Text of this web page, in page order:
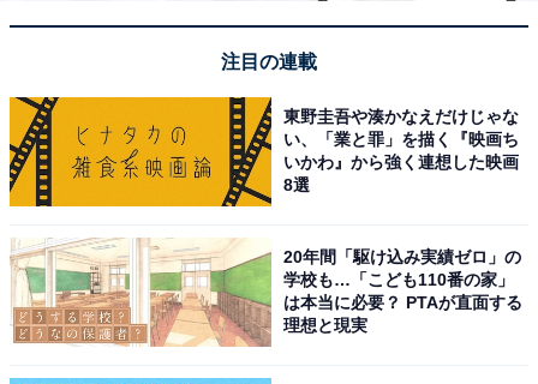
こちらもおすすめ
ンキング！ 2位「宮城郡利府町」、1位は？
注目の連載
東野圭吾や湊かなえだけじゃな
い、「業と罪」を描く『映画ち
いかわ』から強く連想した映画
8選
20年間「駆け込み実績ゼロ」の
学校も…「こども110番の家」
は本当に必要？ PTAが直面する
理想と現実